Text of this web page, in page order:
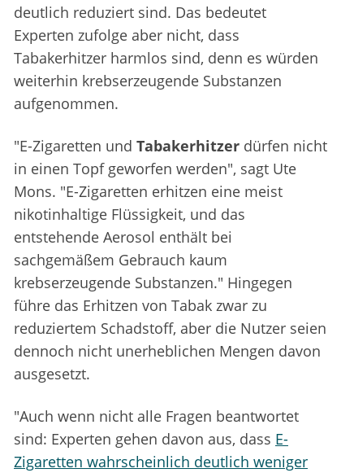
deutlich reduziert sind. Das bedeutet
Experten zufolge aber nicht, dass
Tabakerhitzer harmlos sind, denn es würden
weiterhin krebserzeugende Substanzen
aufgenommen.
"E-Zigaretten und Tabakerhitzer dürfen nicht
in einen Topf geworfen werden", sagt Ute
Mons. "E-Zigaretten erhitzen eine meist
nikotinhaltige Flüssigkeit, und das
entstehende Aerosol enthält bei
sachgemäßem Gebrauch kaum
krebserzeugende Substanzen." Hingegen
führe das Erhitzen von Tabak zwar zu
reduziertem Schadstoff, aber die Nutzer seien
dennoch nicht unerheblichen Mengen davon
ausgesetzt.
"Auch wenn nicht alle Fragen beantwortet
sind: Experten gehen davon aus, dass E-
Zigaretten wahrscheinlich deutlich weniger